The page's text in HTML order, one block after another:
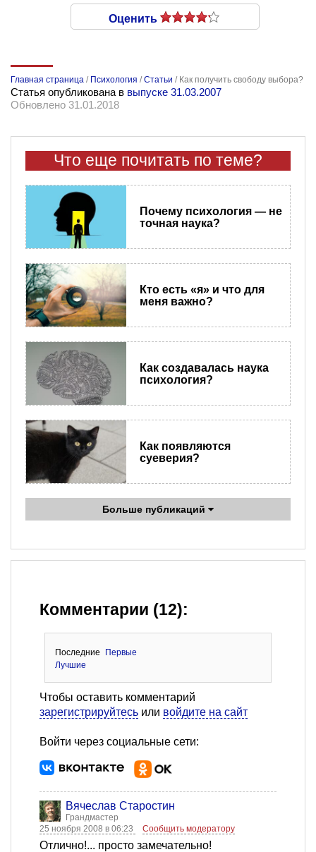
Оценить
Главная страница / Психология /Статьи / Как получить свободу выбора?
Статья опубликована в выпуске 31.03.2007
Обновлено 31.01.2018
Что еще почитать по теме?
Почему психология — не
точная наука?
Кто есть «я» и что для
меня важно?
Как создавалась наука
психология?
Как появляются
суеверия?
Больше публикаций
Комментарии (12):
Последние
Первые
Лучшие
Чтобы оставить комментарий
зарегистрируйтесь или войдите на сайт
Войти через социальные сети:
Вячеслав Старостин
Грандмастер
25 ноября 2008 в 06:23
Сообщить модератору
Отлично!... просто замечательно!